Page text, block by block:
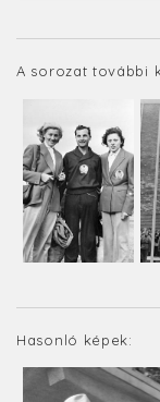
A sorozat további
Hasonló képek: